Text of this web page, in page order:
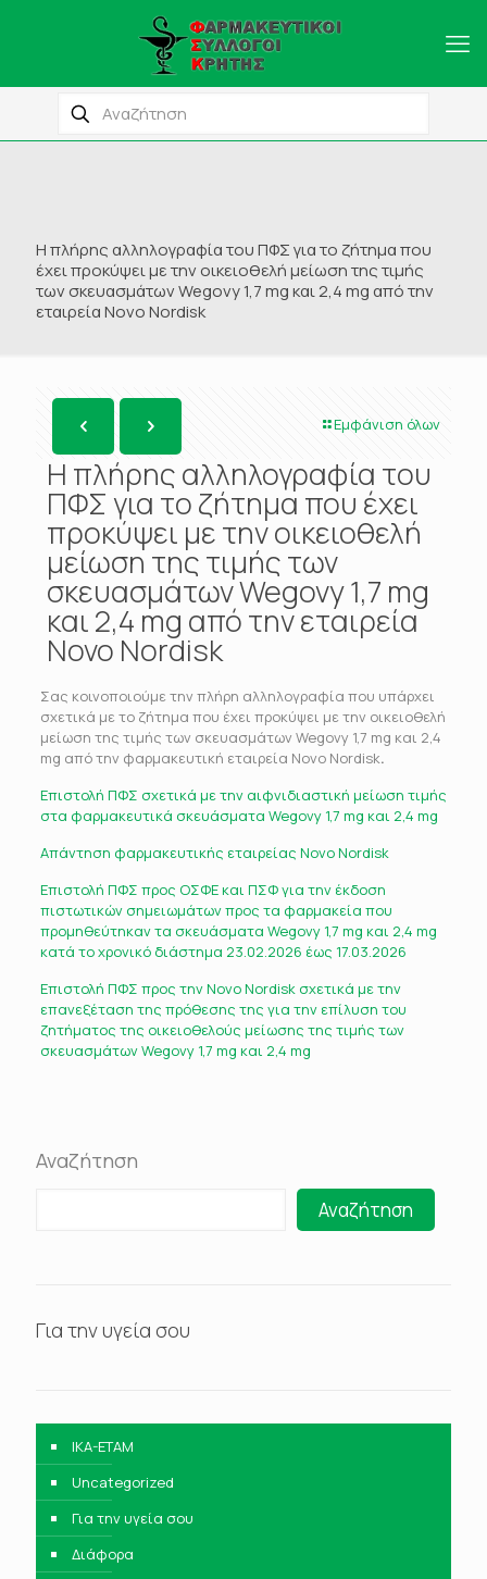
Η πλήρης αλληλογραφία του ΠΦΣ για το ζήτημα που
έχει προκύψει με την οικειοθελή μείωση της τιμής
των σκευασμάτων Wegovy 1,7 mg και 2,4 mg από την
εταιρεία Novo Nordisk
Εμφάνιση όλων
Η πλήρης αλληλογραφία του
ΠΦΣ για το ζήτημα που έχει
προκύψει με την οικειοθελή
μείωση της τιμής των
σκευασμάτων Wegovy 1,7 mg
και 2,4 mg από την εταιρεία
Novo Nordisk
Σας κοινοποιούμε την πλήρη αλληλογραφία που υπάρχει
σχετικά με το ζήτημα που έχει προκύψει με την οικειοθελή
μείωση της τιμής των σκευασμάτων Wegovy 1,7 mg και 2,4
mg από την φαρμακευτική εταιρεία Novo Nordisk.
Επιστολή ΠΦΣ σχετικά με την αιφνιδιαστική μείωση τιμής
στα φαρμακευτικά σκευάσματα Wegovy 1,7 mg και 2,4 mg
Απάντηση φαρμακευτικής εταιρείας Novo Nordisk
Επιστολή ΠΦΣ προς ΟΣΦΕ και ΠΣΦ για την έκδοση
πιστωτικών σημειωμάτων προς τα φαρμακεία που
προμηθεύτηκαν τα σκευάσματα Wegovy 1,7 mg και 2,4 mg
κατά το χρονικό διάστημα 23.02.2026 έως 17.03.2026
Επιστολή ΠΦΣ προς την Novo Nordisk σχετικά με την
επανεξέταση της πρόθεσης της για την επίλυση του
ζητήματος της οικειοθελούς μείωσης της τιμής των
σκευασμάτων Wegovy 1,7 mg και 2,4 mg
Αναζήτηση
Αναζήτηση
Για την υγεία σου
IKA-ETAM
Uncategorized
Για την υγεία σου
Διάφορα